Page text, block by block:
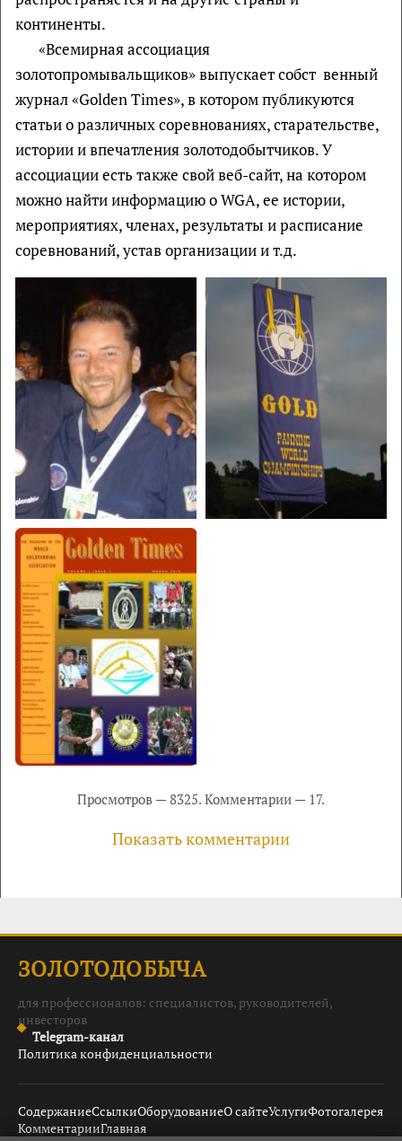
континенты.
«Всемирная ассоциация
золотопромывальщиков» выпускает собст венный
журнал «Golden Times», в котором публикуются
статьи о различных соревнованиях, старательстве,
истории и впечатления золотодобытчиков. У
ассоциации есть также свой веб-сайт, на котором
можно найти информацию о WGA, ее истории,
мероприятиях, членах, результаты и расписание
соревнований, устав организации и т.д.
Просмотров — 8325. Комментарии — 17.
Показать комментарии
ЗОЛОТОДОБЫЧА
для профессионалов: специалистов, руководителей,
инвесторов
Telegram-канал
Политика конфиденциальности
СодержаниеСсылкиОборудованиеО сайтеУслугиФотогалерея
КомментарииГлавная